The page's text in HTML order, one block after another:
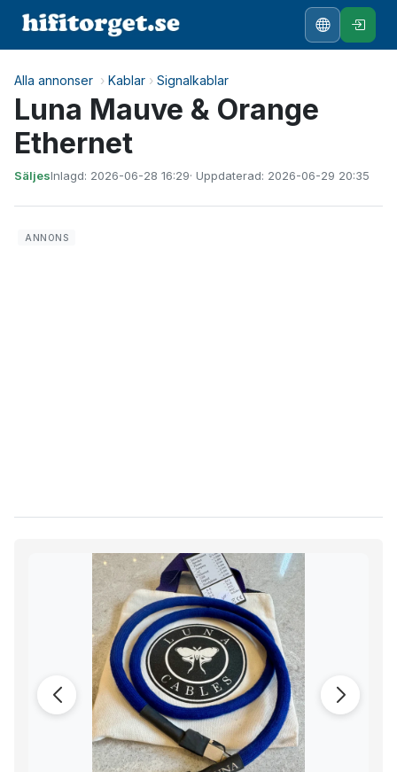
Alla annonser › Kablar › Signalkablar
Luna Mauve & Orange
Ethernet
SäljesInlagd: 2026-06-28 16:29· Uppdaterad: 2026-06-29 20:35